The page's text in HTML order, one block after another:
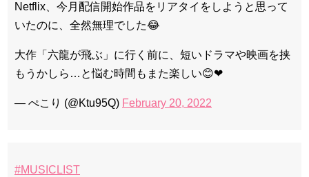
Netflix、今月配信開始作品をリアタイをしようと思って
いたのに、全然無理でした😂
大作「六龍が飛ぶ」に行く前に、短いドラマや映画を挟
もうかしら…と悩む時間もまた楽しい😊❤
— ぺこり (@Ktu95Q) February 20, 2022
#MUSICLIST